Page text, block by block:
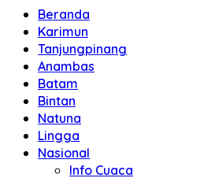
Beranda
Karimun
Tanjungpinang
Anambas
Batam
Bintan
Natuna
Lingga
Nasional
Info Cuaca